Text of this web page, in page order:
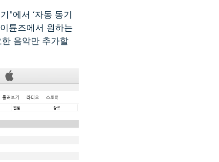
"에서 ‘자동 동기
튠즈에서 원하는
음악만 추가할